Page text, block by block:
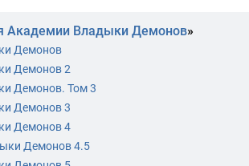
Академии Владыки Демонов»
Демонов
Демонов 2
Демонов. Том 3
Демонов 3
Демонов 4
Демонов 4.5